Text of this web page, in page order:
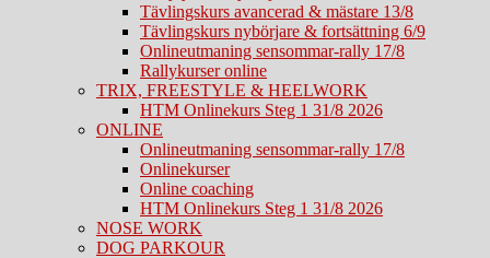
Tävlingskurs avancerad & mästare 13/8
Tävlingskurs nybörjare & fortsättning 6/9
Onlineutmaning sensommar-rally 17/8
Rallykurser online
TRIX, FREESTYLE & HEELWORK
HTM Onlinekurs Steg 1 31/8 2026
ONLINE
Onlineutmaning sensommar-rally 17/8
Onlinekurser
Online coaching
HTM Onlinekurs Steg 1 31/8 2026
NOSE WORK
DOG PARKOUR